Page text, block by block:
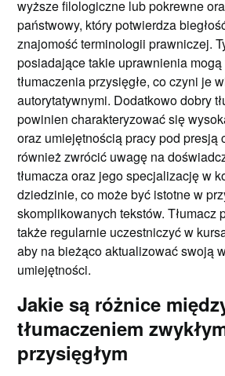
wyższe filologiczne lub pokrewne
państwowy, który potwierdza
znajomość terminologii prawniczej.
posiadające takie uprawnienia
tłumaczenia przysięgłe, co czyni je
autorytatywnymi. Dodatkowo dobry
powinien charakteryzować się
oraz umiejętnością pracy pod presją
również zwrócić uwagę na
tłumacza oraz jego specjalizację w
dziedzinie, co może być istotne w
skomplikowanych tekstów. Tłumacz
także regularnie uczestniczyć w
aby na bieżąco aktualizować swoją
umiejętności.
Jakie są różnice
tłumaczeniem
przysięgłym